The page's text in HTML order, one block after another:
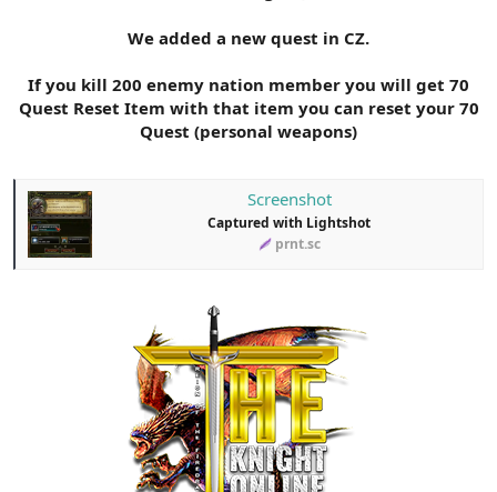
n
i
i
We added a new quest in CZ.
If you kill 200 enemy nation member you will get 70
Quest Reset Item with that item you can reset your 70
Quest (personal weapons)
Screenshot
Captured with Lightshot
prnt.sc